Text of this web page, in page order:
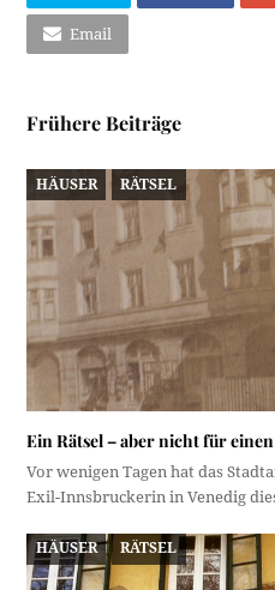
Email
Frühere Beiträge
HÄUSER RÄTSEL
Ein Rätsel – aber nicht für
Vor wenigen Tagen hat das
Exil-Innsbruckerin in Venedig
HÄUSER RÄTSEL